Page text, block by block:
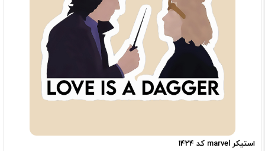
استیکر marvel کد 1424